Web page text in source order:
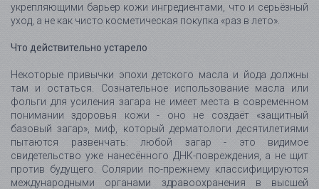
укрепляющими барьер кожи ингредиентами, что и серьёзный
уход, а не как чисто косметическая покупка «раз в лето».
Что действительно устарело
Некоторые привычки эпохи детского масла и йода должны
там и остаться. Сознательное использование масла или
фольги для усиления загара не имеет места в современном
понимании здоровья кожи - оно не создаёт «защитный
базовый загар», миф, который дерматологи десятилетиями
пытаются развенчать: любой загар - это видимое
свидетельство уже нанесённого ДНК-повреждения, а не щит
против будущего. Солярии по-прежнему классифицируются
международными органами здравоохранения в высшей